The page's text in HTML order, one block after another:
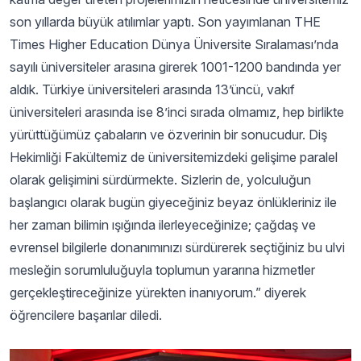
son yıllarda büyük atılımlar yaptı. Son yayımlanan THE
Times Higher Education Dünya Üniversite Sıralaması’nda
sayılı üniversiteler arasına girerek 1001-1200 bandında yer
aldık. Türkiye üniversiteleri arasında 13’üncü, vakıf
üniversiteleri arasında ise 8’inci sırada olmamız, hep birlikte
yürüttüğümüz çabaların ve özverinin bir sonucudur. Diş
Hekimliği Fakültemiz de üniversitemizdeki gelişime paralel
olarak gelişimini sürdürmekte. Sizlerin de, yolculuğun
başlangıcı olarak bugün giyeceğiniz beyaz önlükleriniz ile
her zaman bilimin ışığında ilerleyeceğinize; çağdaş ve
evrensel bilgilerle donanımınızı sürdürerek seçtiğiniz bu ulvi
mesleğin sorumluluğuyla toplumun yararına hizmetler
gerçekleştireceğinize yürekten inanıyorum.” diyerek
öğrencilere başarılar diledi.